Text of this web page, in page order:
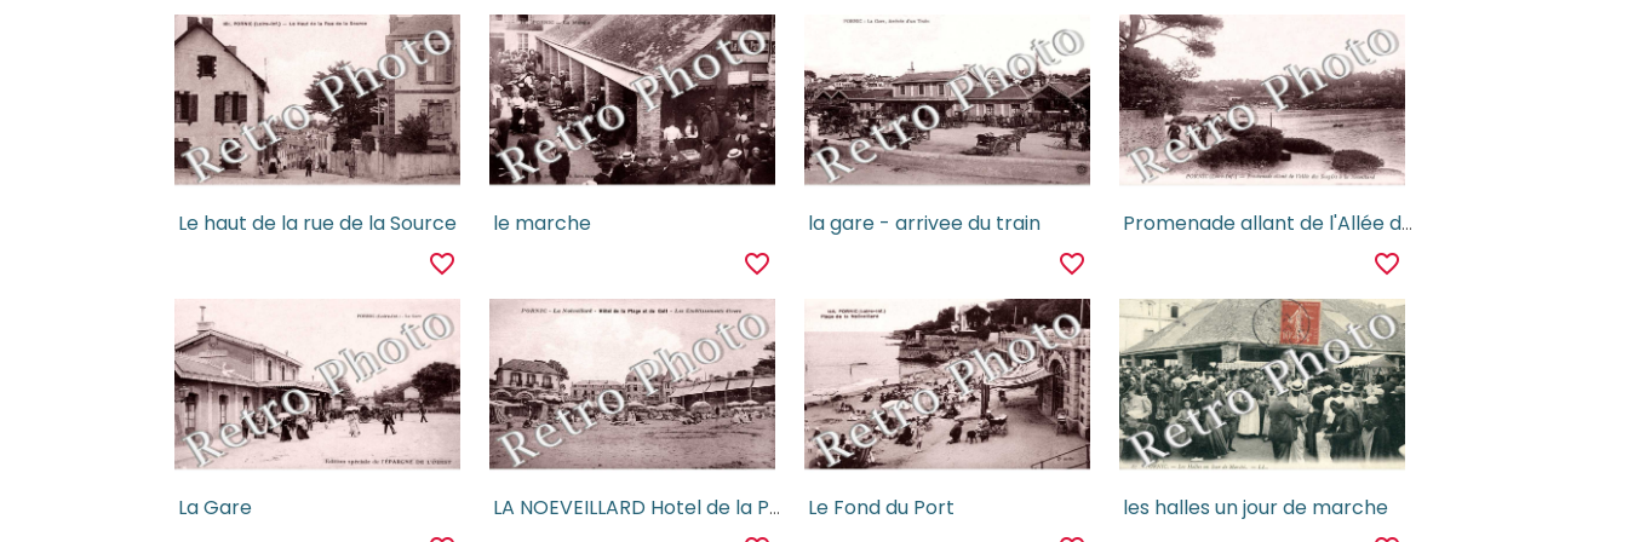
Le haut de la rue de la Source
favorite_border
le marche
favorite_border
la gare - arrivee du train
favorite_border
Promenade allant de l'Allée des Soupirs à la Noveillard
favorite_border
La Gare LA NOEVEILLARD Hotel de la Plage et du Golf Le Fond du Port les halles un jour de marche